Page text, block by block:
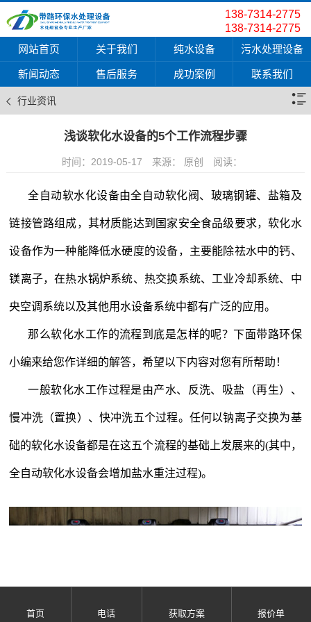
138-7314-2775
138-7314-2775
网站首页
关于我们 纯水设备 污水处理设备
新闻动态 售后服务 成功案例 联系我们
行业资讯
浅谈软化水设备的5个工作流程步骤
时间：2019-05-17 来源： 原创 阅读：
全自动软水化设备由全自动软化阀、玻璃钢罐、盐箱及
链接管路组成，其材质能达到国家安全食品级要求，软化水
设备作为一种能降低水硬度的设备，主要能除祛水中的钙、
镁离子，在热水锅炉系统、热交换系统、工业冷却系统、中
央空调系统以及其他用水设备系统中都有广泛的应用。
那么软化水工作的流程到底是怎样的呢？下面带路环保
小编来给您作详细的解答，希望以下内容对您有所帮助！
一般软化水工作过程是由产水、反洗、吸盐（再生）、
慢冲洗（置换）、快冲洗五个过程。任何以钠离子交换为基
础的软化水设备都是在这五个流程的基础上发展来的(其中，
全自动软化水设备会增加盐水重注过程)。
首页 电话 获取方案 报价单